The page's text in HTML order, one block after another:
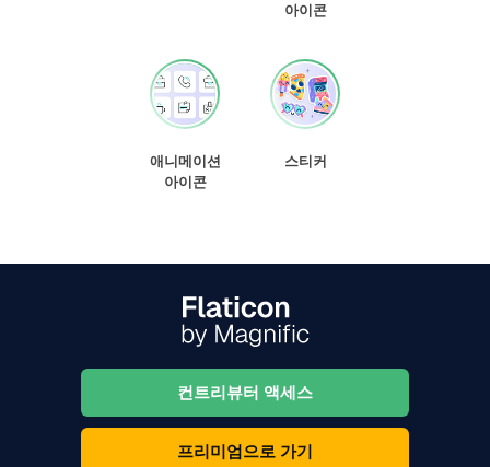
아이콘
애니메이션
아이콘
스티커
컨트리뷰터 액세스
프리미엄으로 가기